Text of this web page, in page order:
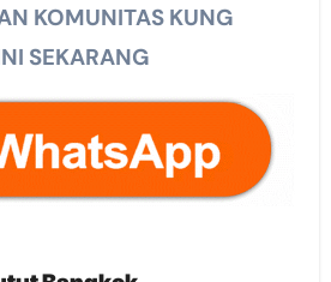
KOMUNITAS KUNG
SEKARANG